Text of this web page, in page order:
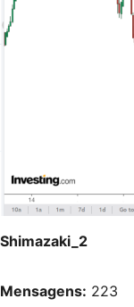
Shimazaki_2
Mensagens: 223